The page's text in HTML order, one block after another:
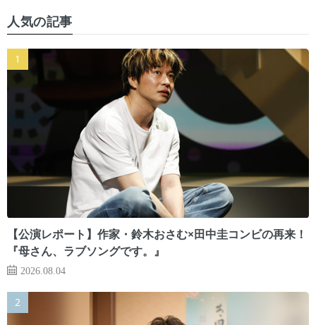
人気の記事
【公演レポート】作家・鈴木おさむ×田中圭コンビの再来！
『母さん、ラブソングです。』
2026.08.04